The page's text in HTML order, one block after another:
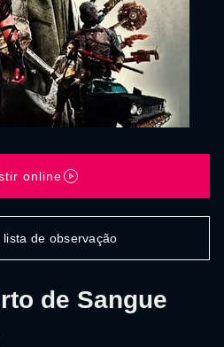
de Sangue
online
de observação